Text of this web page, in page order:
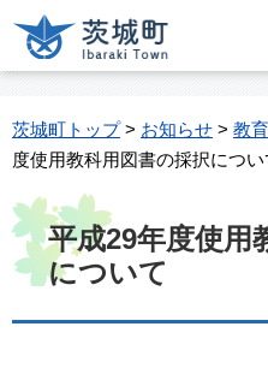
茨城町トップ> お知らせ > 教
度使用教科用図書の採択につい
平成29年度使用
について